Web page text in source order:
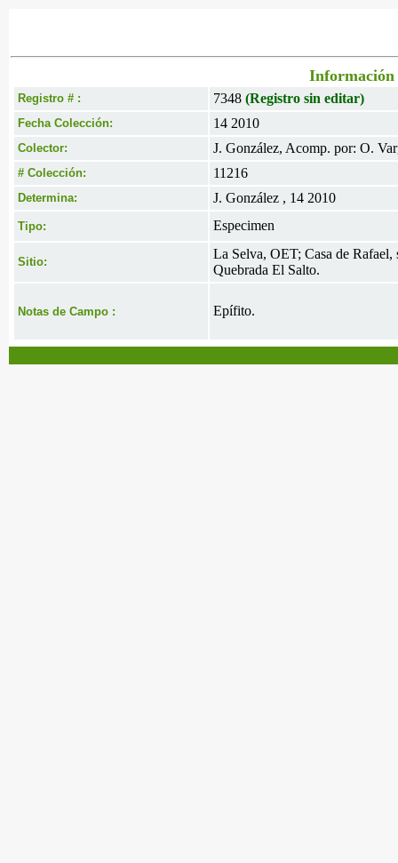
Información
Registro # : 7348 (Registro sin editar)
Fecha Colección: 14 2010
Colector: J. González, Acomp. por: O.
# Colección: 11216
Determina: J. González , 14 2010
Tipo: Especimen
Sitio:
La Selva, OET; Casa de Rafael,
Quebrada El Salto.
Notas de Campo : Epífito.